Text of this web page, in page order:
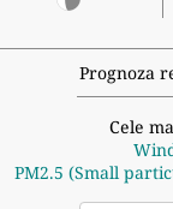
Prognoza
Cele
PM2.5 (Small